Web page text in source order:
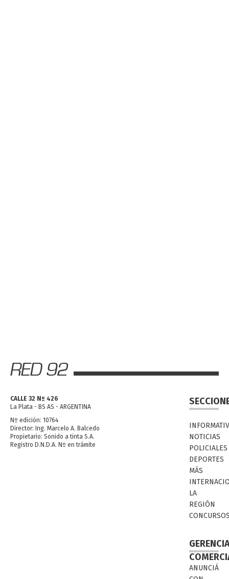
CALLE 32 Nº 426
La Plata - BS AS - ARGENTINA
Nº edición: 10764
Director: Ing. Marcelo A. Balcedo
Propietario: Sonido a tinta S.A.
Registro D.N.D.A. Nº en trámite
NOTICIAS
POLICIALES
DEPORTES
MÁS
LA
REGIÓN
ANUNCIÁ